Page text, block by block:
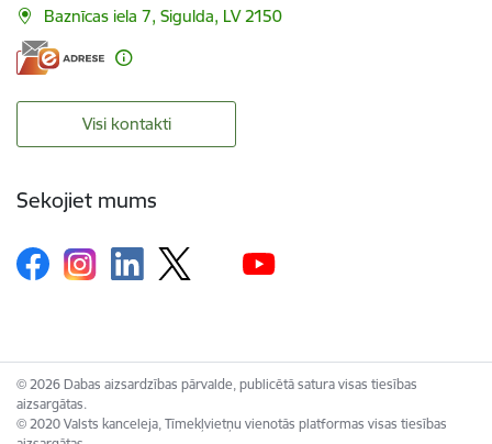
Baznīcas iela 7, Sigulda, LV 2150
Visi kontakti
Sekojiet mums
© 2026 Dabas aizsardzības pārvalde, publicētā satura visas tiesības
aizsargātas.
© 2020 Valsts kanceleja, Tīmekļvietņu vienotās platformas visas tiesības